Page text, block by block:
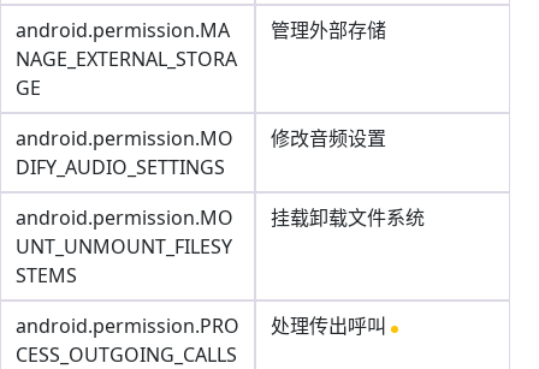
android.permission.MA
NAGE_EXTERNAL_STORA
GE
管理外部存储
android.permission.MO
DIFY_AUDIO_SETTINGS
修改音频设置
android.permission.MO
UNT_UNMOUNT_FILESY
STEMS
挂载卸载文件系统
android.permission.PRO
CESS_OUTGOING_CALLS
处理传出呼叫